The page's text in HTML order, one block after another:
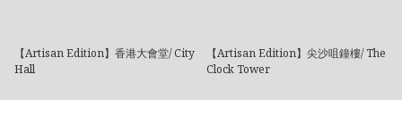
【Artisan Edition】香港大會堂/ City
Hall
【Artisan Edition】尖沙咀鐘樓/ The
Clock Tower